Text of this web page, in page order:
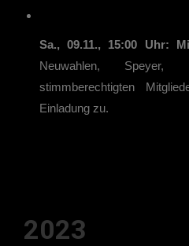
Sa., 09.11., 15:00 Uhr:
Neuwahlen, Speyer,
stimmberechtigten
Einladung zu.
2023